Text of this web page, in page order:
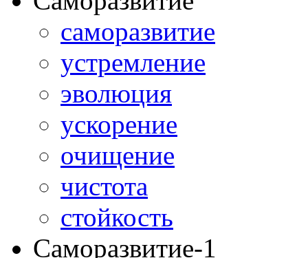
саморазвитие
устремление
эволюция
ускорение
очищение
чистота
стойкость
Саморазвитие-1